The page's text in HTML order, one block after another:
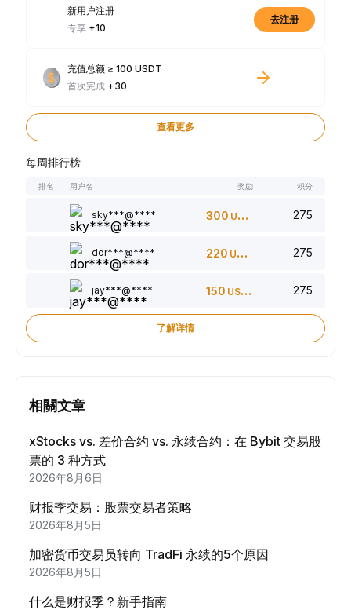
新用户注册
专享 +10
去注册
充值总额 ≥ 100 USDT
首次完成 +30
查看更多
每周排行榜
排名 用户名 奖励 积分
sky***@**** 300 USDT 275
dor***@**** 220 USDT 275
jay***@**** 150 USDT 275
了解详情
相關文章
xStocks vs. 差价合约 vs. 永续合约：在 Bybit 交易股
票的 3 种方式
2026年8月6日
财报季交易：股票交易者策略
2026年8月5日
加密货币交易员转向 TradFi 永续的5个原因
2026年8月5日
什么是财报季？新手指南